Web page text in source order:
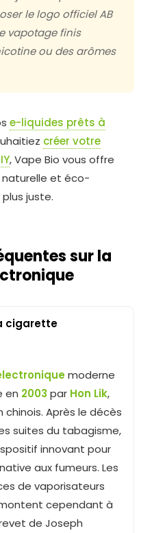
le logo officiel AB
vapotage finis
ou des arômes
e-liquides prêts à
créer votre
, Vape Bio vous offre
naturelle et éco-
juste.
sur la
cigarette
moderne
en 2003 par Hon Lik,
chinois. Après le décès
suites du tabagisme,
innovant pour
aux fumeurs. Les
de vaporisateurs
cependant à
de Joseph